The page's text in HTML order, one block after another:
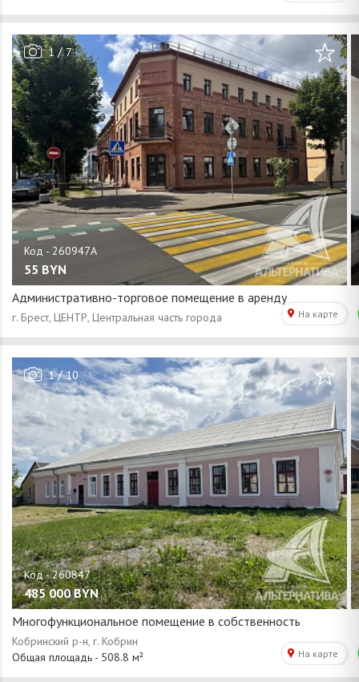
1/7
55 BYN
Административно-торговое помещение в аренду
1/10
485 000 BYN
Многофункциональное помещение в собственность